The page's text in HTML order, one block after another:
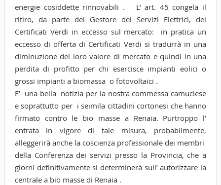
energie cosiddette rinnovabili . L’ art. 45 congela il
ritiro, da parte del Gestore dei Servizi Elettrici, dei
Certificati Verdi in eccesso sul mercato: in pratica un
eccesso di offerta di Certificati Verdi si tradurrà in una
diminuzione del loro valore di mercato e quindi in una
perdita di profitto per chi esercisce impianti eolici o
grossi impianti a biomassa o fotovoltaici .
E’ una bella notizia per la nostra commessa camuciese
e soprattutto per i seimila cittadini cortonesi che hanno
firmato contro le bio masse a Renaia. Purtroppo l’
entrata in vigore di tale misura, probabilmente,
alleggerirà anche la coscienza professionale dei membri
della Conferenza dei servizi presso la Provincia, che a
giorni definitivamente si determinerà sull’ autorizzare la
centrale a bio masse di Renaia .